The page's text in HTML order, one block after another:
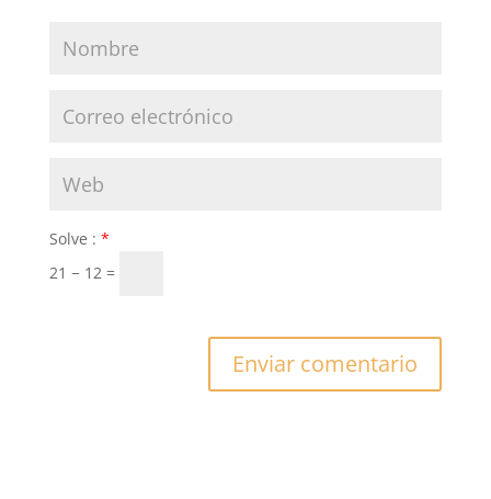
Solve : *
21 − 12 =